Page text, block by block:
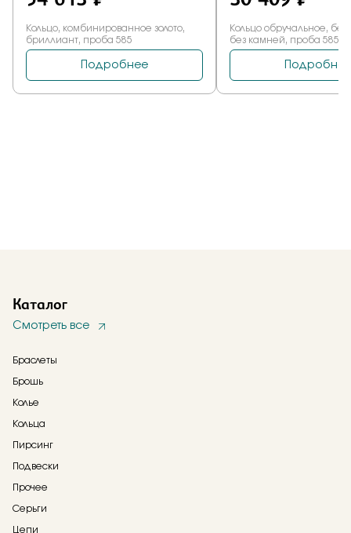
Каталог
Смотреть все
Браслеты
Брошь
Колье
Кольца
Пирсинг
Подвески
Прочее
Серьги
Цепи